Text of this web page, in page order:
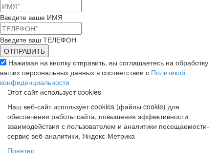
Введите ваше ИМЯ
Введите ваш ТЕЛЕФОН
Нажимая на кнопку отправить, вы соглашаетесь на обработку
ваших персональных данных в соответствии с Политикой
конфиденциальности
Этот сайт использует cookies
Наш веб-сайт использует cookies (файлы cookie) для
обеспечения работы сайта, повышения эффективности
взаимодействия с пользователем и аналитики посещаемости-
сервис веб-аналитики, Яндекс-Метрика
Понятно